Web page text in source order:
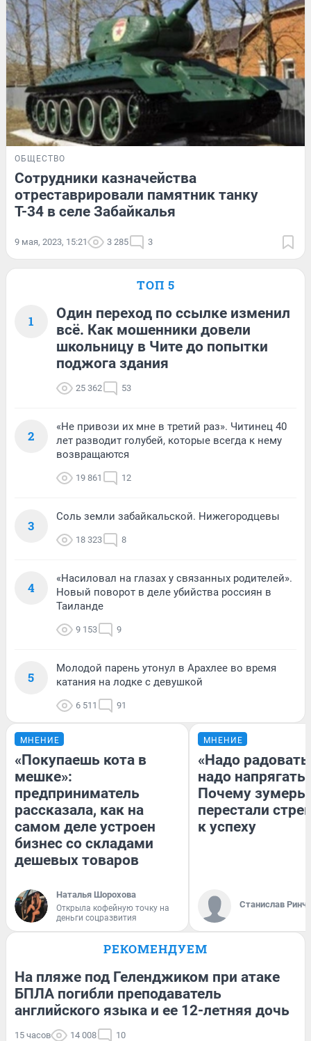
ОБЩЕСТВО
Сотрудники казначейства
отреставрировали памятник танку
Т-34 в селе Забайкалья
9 мая, 2023, 15:21 3 285 3
ТОП 5
1
Один переход по ссылке изменил
всё. Как мошенники довели
школьницу в Чите до попытки
поджога здания
25 362 53
2
«Не привози их мне в третий раз». Читинец 40
лет разводит голубей, которые всегда к нему
возвращаются
19 861 12
3
Соль земли забайкальской. Нижегородцевы
18 323 8
4
«Насиловал на глазах у связанных родителей».
Новый поворот в деле убийства россиян в
Таиланде
9 153 9
5
Молодой парень утонул в Арахлее во время
катания на лодке с девушкой
6 511 91
МНЕНИЕ
«Покупаешь кота в
мешке»:
предприниматель
рассказала, как на
самом деле устроен
бизнес со складами
дешевых товаров
Наталья Шорохова
Открыла кофейную точку на
деньги соцразвития
МНЕНИЕ
«Надо
надо
Почему зумеры
перестали
к успеху
Станислав
РЕКОМЕНДУЕМ
На пляже под Геленджиком при атаке
БПЛА погибли преподаватель
английского языка и ее 12-летняя дочь
15 часов 14 008 10